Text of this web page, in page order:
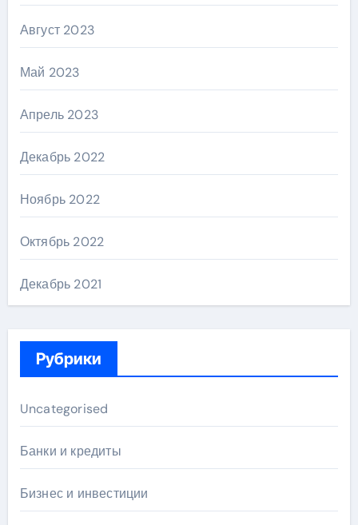
Август 2023
Май 2023
Апрель 2023
Декабрь 2022
Ноябрь 2022
Октябрь 2022
Декабрь 2021
Рубрики
Uncategorised
Банки и кредиты
Бизнес и инвестиции